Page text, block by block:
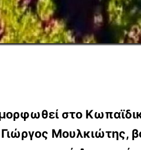
στο
Μουλκιώτης,